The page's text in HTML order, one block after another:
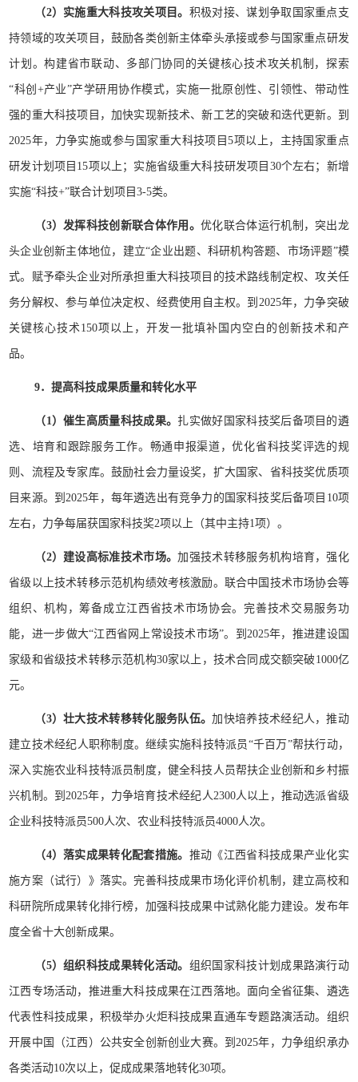
（2）实施重大科技攻关项目。 积极对接、谋划争取国家重点支
持领域的攻关项目，鼓励各类创新主体牵头承接或参与国家重点研发
计划。构建省市联动、多部门协同的关键核心技术攻关机制，探索
“科创+产业”产学研用协作模式，实施一批原创性、引领性、带动性
强的重大科技项目，加快实现新技术、新工艺的突破和迭代更新。到
2025年，力争实施或参与国家重大科技项目5项以上，主持国家重点
研发计划项目15项以上；实施省级重大科技研发项目30个左右；新增
实施“科技+”联合计划项目3-5类。
（3）发挥科技创新联合体作用。 优化联合体运行机制，突出龙
头企业创新主体地位，建立“企业出题、科研机构答题、市场评题”模
式。赋予牵头企业对所承担重大科技项目的技术路线制定权、攻关任
务分解权、参与单位决定权、经费使用自主权。到2025年，力争突破
关键核心技术150项以上，开发一批填补国内空白的创新技术和产
品。
9．提高科技成果质量和转化水平
（1）催生高质量科技成果。 扎实做好国家科技奖后备项目的遴
选、培育和跟踪服务工作。畅通申报渠道，优化省科技奖评选的规
则、流程及专家库。鼓励社会力量设奖，扩大国家、省科技奖优质项
目来源。到2025年，每年遴选出有竞争力的国家科技奖后备项目10项
左右，力争每届获国家科技奖2项以上（其中主持1项）。
（2）建设高标准技术市场。加强技术转移服务机构培育，强化
省级以上技术转移示范机构绩效考核激励。联合中国技术市场协会等
组织、机构，筹备成立江西省技术市场协会。完善技术交易服务功
能，进一步做大“江西省网上常设技术市场”。到2025年，推进建设国
家级和省级技术转移示范机构30家以上，技术合同成交额突破1000亿
元。
（3）壮大技术转移转化服务队伍。加快培养技术经纪人，推动
建立技术经纪人职称制度。继续实施科技特派员“千百万”帮扶行动，
深入实施农业科技特派员制度，健全科技人员帮扶企业创新和乡村振
兴机制。到2025年，力争培育技术经纪人2300人以上，推动选派省级
企业科技特派员500人次、农业科技特派员4000人次。
（4）落实成果转化配套措施。 推动《江西省科技成果产业化实
施方案（试行）》落实。完善科技成果市场化评价机制，建立高校和
科研院所成果转化排行榜，加强科技成果中试熟化能力建设。发布年
度全省十大创新成果。
（5）组织科技成果转化活动。 组织国家科技计划成果路演行动
江西专场活动，推进重大科技成果在江西落地。面向全省征集、遴选
代表性科技成果，积极举办火炬科技成果直通车专题路演活动。组织
开展中国（江西）公共安全创新创业大赛。到2025年，力争组织承办
各类活动10次以上，促成成果落地转化30项。